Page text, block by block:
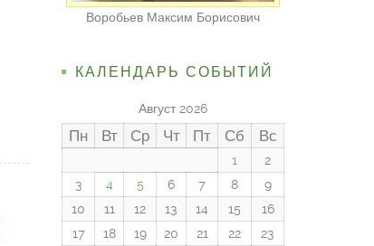
Воробьев Максим Борисович
КАЛЕНДАРЬ СОБЫТИЙ
Август 2026
Пн Вт Ср Чт Пт Сб Вс
1
2
3
4 5 6 7 8
9
10
11 12 13 14 15
16
17
18 19 20 21 22
23